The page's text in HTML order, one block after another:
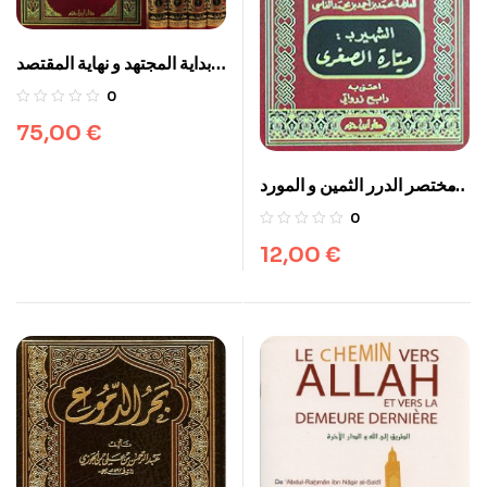
بداية المجتهد و نهاية المقتصد
1/4
0
75,00 €
مختصر الدرر الثمين و المورد
المعين
0
12,00 €